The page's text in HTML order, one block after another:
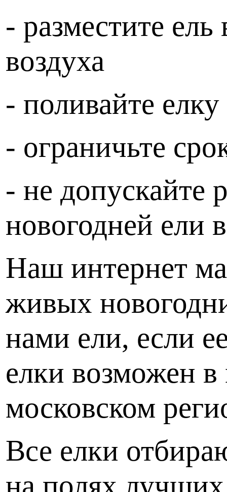
- разместите
воздуха
- поливайте
- ограничьте
- не допускайте
новогодней ели
Наш интернет
живых
нами ели, если
елки возможен в
московском
Все елки